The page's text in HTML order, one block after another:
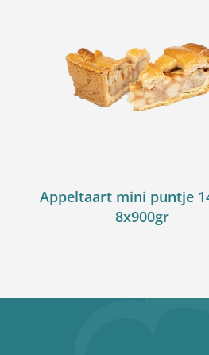
Appeltaart mini puntje
8x900gr